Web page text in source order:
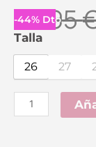
-44% Dto.
44.95
Talla
26 27
Botines
Arena
Ortrand
64433
cantidad